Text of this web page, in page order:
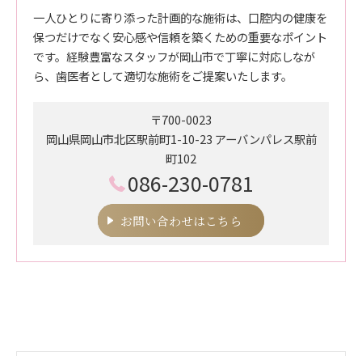
一人ひとりに寄り添った計画的な施術は、口腔内の健康を
保つだけでなく安心感や信頼を築くための重要なポイント
です。経験豊富なスタッフが岡山市で丁寧に対応しなが
ら、歯医者として適切な施術をご提案いたします。
〒700-0023
岡山県岡山市北区駅前町1-10-23 アーバンパレス駅前
町102
086-230-0781
お問い合わせはこちら